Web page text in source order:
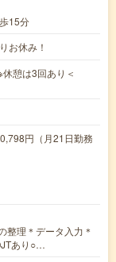
15分
お休み！
憩は3回あり＜
円（月21日勤務
整理＊データ入力＊
あり○…